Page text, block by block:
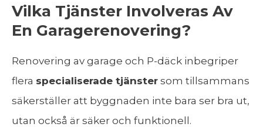
Vilka Tjänster Involveras Av
En Garagerenovering?
Renovering av garage och P-däck inbegriper
flera specialiserade tjänster som tillsammans
säkerställer att byggnaden inte bara ser bra ut,
utan också är säker och funktionell.